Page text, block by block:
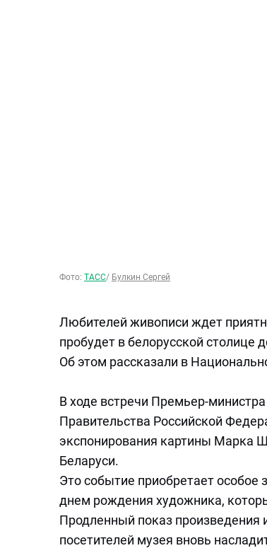
Фото: ТАСС/ Булкин Сергей
Любителей живописи ждет
пробудет в белорусской столице
Об этом рассказали в
В ходе встречи Премьер-
Правительства Российской
экспонирования картины Марка
Беларуси.
Это событие приобретает особое
днем рождения художника,
Продленный показ произведения
посетителей музея вновь